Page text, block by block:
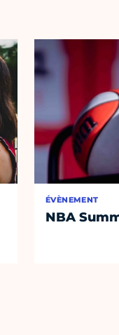
ÉVÈNEMENT
NBA